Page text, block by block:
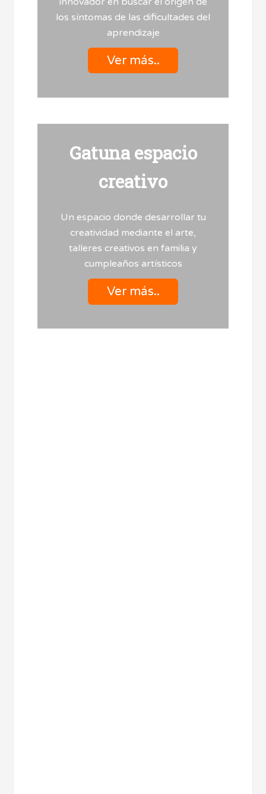
los síntomas de las dificultades del
aprendizaje
Ver más..
Gatuna espacio
creativo
Un espacio donde desarrollar tu
creatividad mediante el arte,
talleres creativos en familia y
cumpleaños artísticos
Ver más..